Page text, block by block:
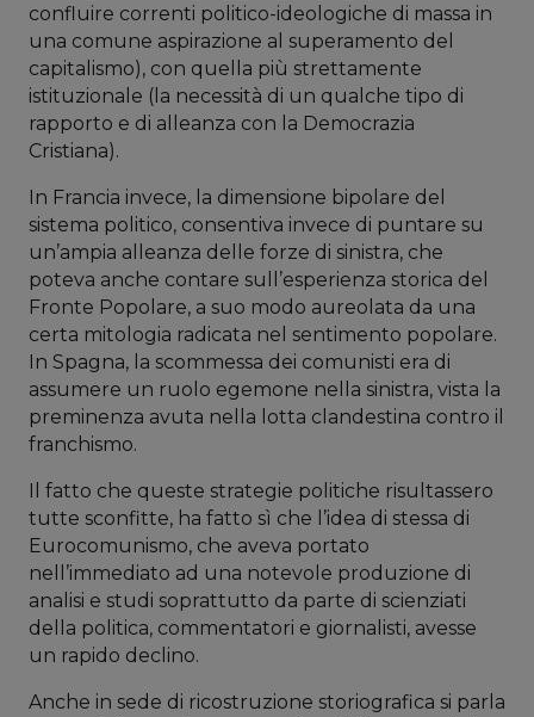
confluire correnti politico-ideologiche di massa in
una comune aspirazione al superamento del
capitalismo), con quella più strettamente
istituzionale (la necessità di un qualche tipo di
rapporto e di alleanza con la Democrazia
Cristiana).
In Francia invece, la dimensione bipolare del
sistema politico, consentiva invece di puntare su
un’ampia alleanza delle forze di sinistra, che
poteva anche contare sull’esperienza storica del
Fronte Popolare, a suo modo aureolata da una
certa mitologia radicata nel sentimento popolare.
In Spagna, la scommessa dei comunisti era di
assumere un ruolo egemone nella sinistra, vista la
preminenza avuta nella lotta clandestina contro il
franchismo.
Il fatto che queste strategie politiche risultassero
tutte sconfitte, ha fatto sì che l’idea di stessa di
Eurocomunismo, che aveva portato
nell’immediato ad una notevole produzione di
analisi e studi soprattutto da parte di scienziati
della politica, commentatori e giornalisti, avesse
un rapido declino.
Anche in sede di ricostruzione storiografica si parla